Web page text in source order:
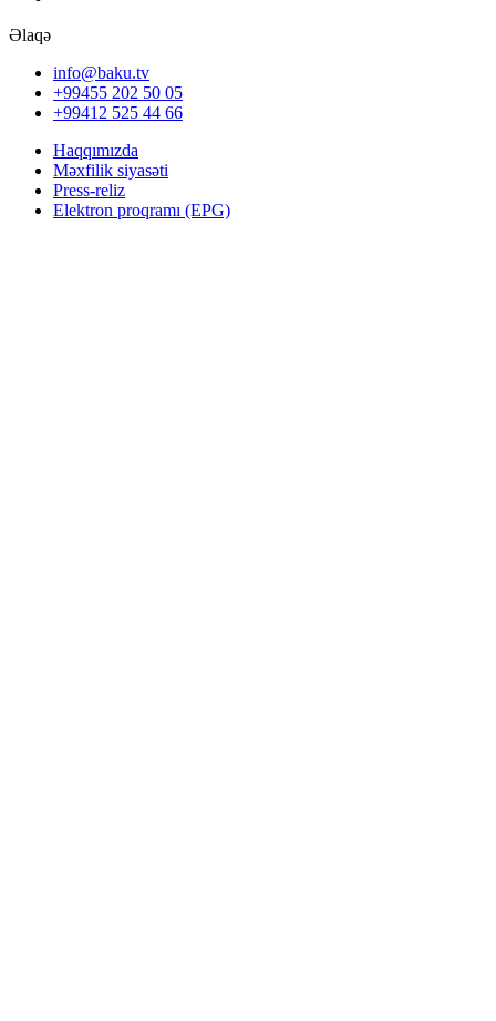
Əlaqə
info@baku.tv
+99455 202 50 05
+99412 525 44 66
Haqqımızda
Məxfilik siyasəti
Press-reliz
Elektron proqramı (EPG)